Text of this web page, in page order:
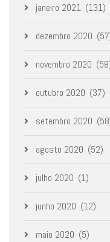
janeiro 2021 (131)
dezembro 2020
novembro 2020
outubro 2020 (37)
setembro 2020
agosto 2020 (52)
julho 2020 (1)
junho 2020 (12)
maio 2020 (5)